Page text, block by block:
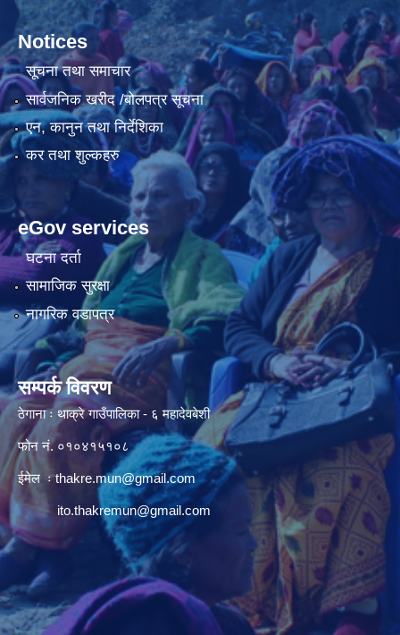
Notices
सूचना तथा समाचार
सार्वजनिक खरीद /बोलपत्र सूचना
एन, कानुन तथा निर्देशिका
कर तथा शुल्कहरु
eGov services
घटना दर्ता
सामाजिक सुरक्षा
नागरिक वडापत्र
सम्पर्क विवरण
ठेगाना ः थाक्रे गाउँपालिका - ६ महादेवबेशी
फोन नं. ०१०४१५१०८
ईमेल ःthakre.mun@gmail.com
ito.thakremun@gmail.com